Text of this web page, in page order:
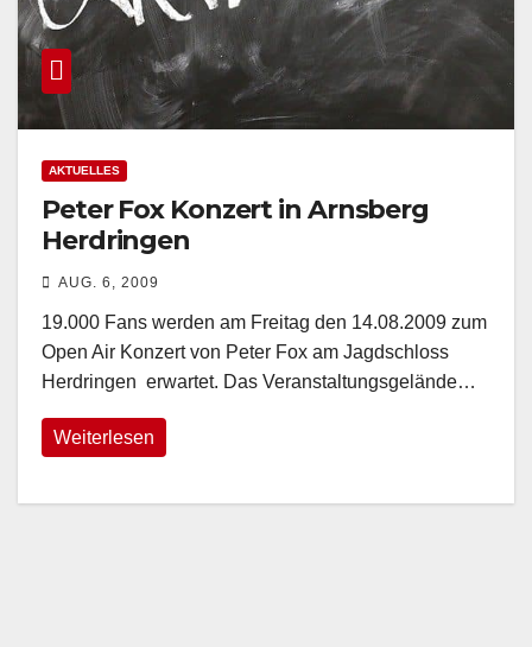
AKTUELLES
Peter Fox Konzert in Arnsberg
Herdringen
AUG. 6, 2009
19.000 Fans werden am Freitag den 14.08.2009 zum
Open Air Konzert von Peter Fox am Jagdschloss
Herdringen erwartet. Das Veranstaltungsgelände…
Weiterlesen